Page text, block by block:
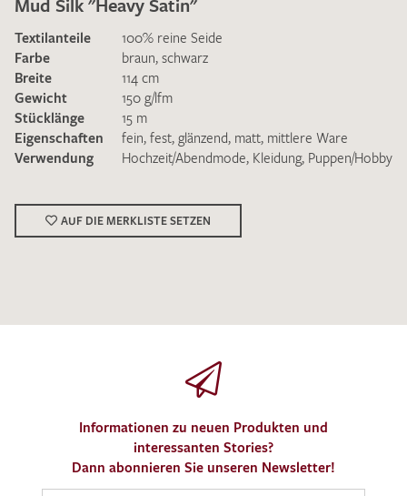
Ich bin damit einverstanden, dass meine angegebenen Daten
zur Beantwortung meiner Musteranfrage genutzt werden.
DieDatenschutzbestimmungenhabe ich zur Kenntnis
Mud Silk "Heavy Satin"
Textilanteile
100% reine Seide
Farbe
braun, schwarz
Breite
114 cm
Gewicht
150 g/lfm
Stücklänge
15 m
Eigenschaften
fein, fest, glänzend, matt, mittlere Ware
Verwendung
Hochzeit/Abendmode, Kleidung, Puppen/Hobby
AUF DIE MERKLISTE SETZEN
Informationen zu neuen Produkten und
interessanten Stories?
Dann abonnieren Sie unseren Newsletter!